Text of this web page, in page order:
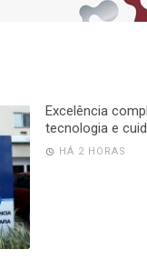
Excelência
tecnologia e
HÁ 2 HORAS